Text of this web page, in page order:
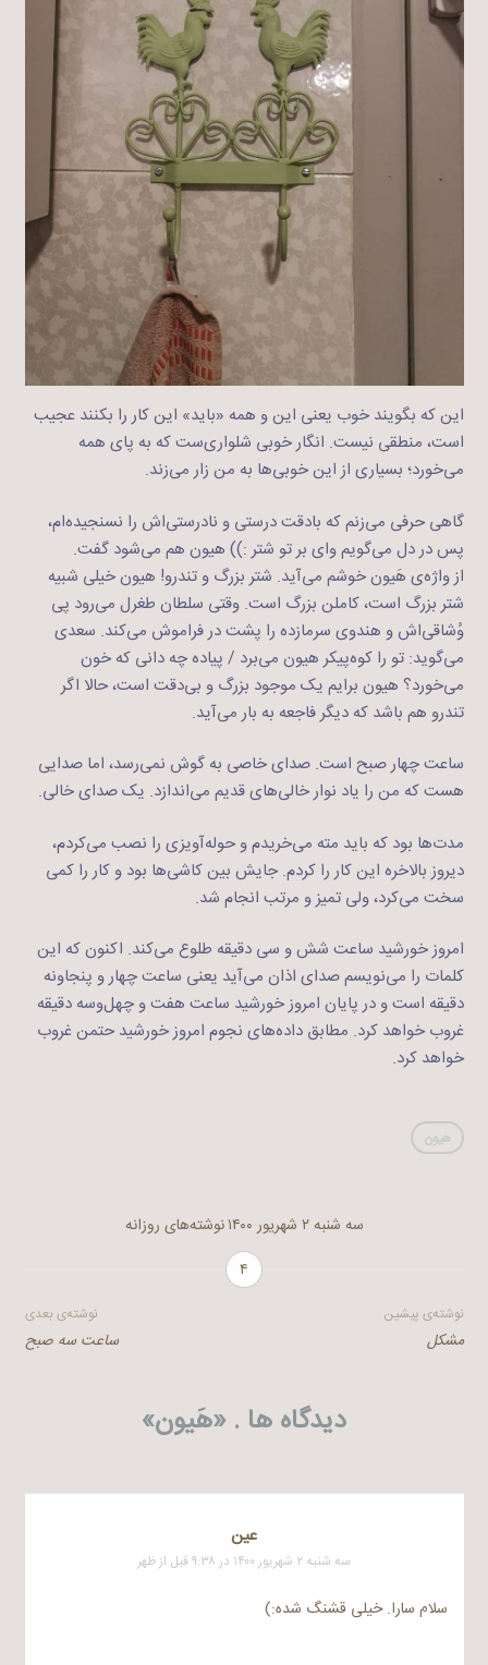
این که بگویند خوب یعنی این و همه «باید» این کار را بکنند عجیب
است، منطقی نیست. انگار خوبی شلواری‌ست که به پای همه
می‌خورد؛ بسیاری از این خوبی‌ها به من زار می‌زند.
گاهی حرفی می‌زنم که بادقت درستی و نادرستی‌اش را نسنجیده‌ام،
پس در دل می‌گویم وای بر تو شتر :)) هیون هم می‌شود گفت.
از واژه‌ی هَیون خوشم می‌آید. شتر بزرگ و تندرو! هیون خیلی شبیه
شتر بزرگ است، کاملن بزرگ است. وقتی سلطان طغرل می‌رود پی
وُشاقی‌اش و هندوی سرمازده را پشت در فراموش می‌کند. سعدی
می‌گوید: تو را کوه‌پیکر هیون می‌برد / پیاده چه دانی که خون
می‌خورد؟ هیون برایم یک موجود بزرگ و بی‌دقت است، حالا اگر
تندرو هم باشد که دیگر فاجعه به بار می‌آید.
ساعت چهار صبح است. صدای خاصی به گوش نمی‌رسد، اما صدایی
هست که من را یاد نوار خالی‌های قدیم می‌اندازد. یک صدای خالی.
مدت‌ها بود که باید مته می‌خریدم و حوله‌آویزی را نصب می‌کردم،
دیروز بالاخره این کار را کردم. جایش بین کاشی‌ها بود و کار را کمی
سخت می‌کرد، ولی تمیز و مرتب انجام شد.
امروز خورشید ساعت شش و سی دقیقه طلوع می‌کند. اکنون که این
کلمات را می‌نویسم صدای اذان می‌آید یعنی ساعت چهار و پنجاونه
دقیقه است و در پایان امروز خورشید ساعت هفت و چهل‌و‌سه دقیقه
غروب خواهد کرد. مطابق داده‌های نجوم امروز خورشید حتمن غروب
خواهد کرد.
هیون
سه شنبه ۲ شهریور ۱۴۰۰
نوشته‌های روزانه
۴
راهبری
نوشته
نوشته‌ی پیشین
مشکل
نوشته‌ی بعدی
ساعت سه صبح
دیدگاه ها . «هَیون»
عین
سه شنبه ۲ شهریور ۱۴۰۰ در ۹:۳۸ قبل از ظهر
سلام سارا. خیلی قشنگ شده:)